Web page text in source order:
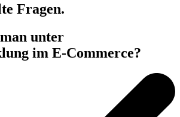
Fragen.
unter
im E-Commerce?